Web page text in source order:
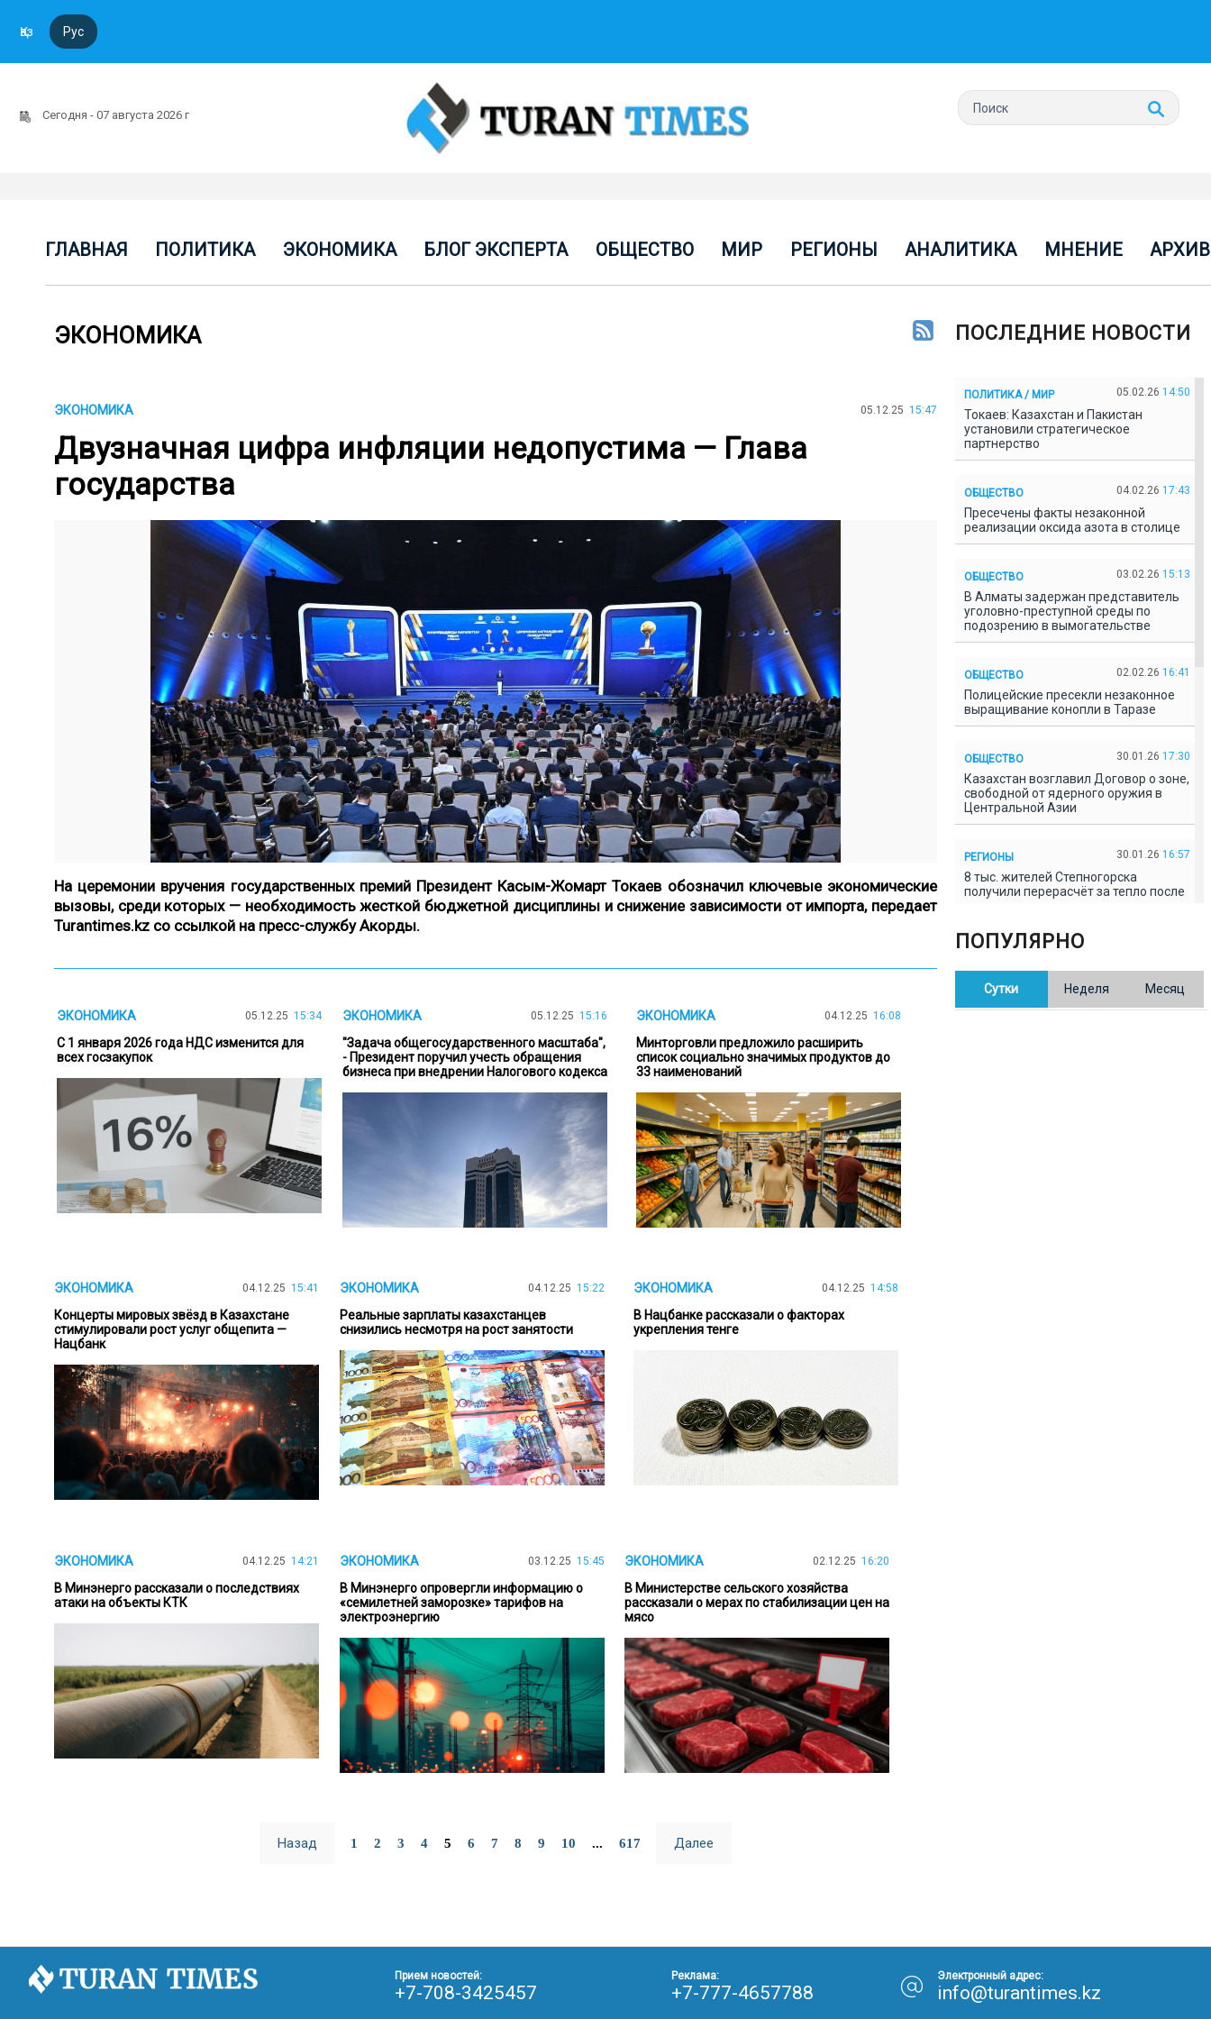
Қаз Рус
Сегодня - 07 августа 2026 г
ГЛАВНАЯ ПОЛИТИКА ЭКОНОМИКА БЛОГ ЭКСПЕРТА ОБЩЕСТВО МИР РЕГИОНЫ АНАЛИТИКА МНЕНИЕ АРХИВ
ЭКОНОМИКА
ЭКОНОМИКА 05.12.25 15:47
Двузначная цифра инфляции недопустима — Глава
государства
На церемонии вручения государственных премий Президент Касым-Жомарт Токаев обозначил ключевые экономические
вызовы, среди которых — необходимость жесткой бюджетной дисциплины и снижение зависимости от импорта, передает
Turantimes.kz со ссылкой на пресс-службу Акорды.
ЭКОНОМИКА 05.12.25 15:34
С 1 января 2026 года НДС изменится для
всех госзакупок
ЭКОНОМИКА 05.12.25 15:16
"Задача общегосударственного масштаба",
- Президент поручил учесть обращения
бизнеса при внедрении Налогового кодекса
ЭКОНОМИКА 04.12.25 16:08
Минторговли предложило расширить
список социально значимых продуктов до
33 наименований
ЭКОНОМИКА 04.12.25 15:41
Концерты мировых звёзд в Казахстане
стимулировали рост услуг общепита —
Нацбанк
ЭКОНОМИКА 04.12.25 15:22
Реальные зарплаты казахстанцев
снизились несмотря на рост занятости
ЭКОНОМИКА 04.12.25 14:58
В Нацбанке рассказали о факторах
укрепления тенге
ЭКОНОМИКА 04.12.25 14:21
В Минэнерго рассказали о последствиях
атаки на объекты КТК
ЭКОНОМИКА 03.12.25 15:45
В Минэнерго опровергли информацию о
«семилетней заморозке» тарифов на
электроэнергию
ЭКОНОМИКА 02.12.25 16:20
В Министерстве сельского хозяйства
рассказали о мерах по стабилизации цен на
мясо
Назад 1 2 3 4 5 6 7 8 9 10 ... 617 Далее
ПОСЛЕДНИЕ НОВОСТИ
ПОЛИТИКА / МИР 05.02.26 14:50
Токаев: Казахстан и Пакистан
установили стратегическое
партнерство
ОБЩЕСТВО 04.02.26 17:43
Пресечены факты незаконной
реализации оксида азота в столице
ОБЩЕСТВО 03.02.26 15:13
В Алматы задержан представитель
уголовно-преступной среды по
подозрению в вымогательстве
ОБЩЕСТВО 02.02.26 16:41
Полицейские пресекли незаконное
выращивание конопли в Таразе
ОБЩЕСТВО 30.01.26 17:30
Казахстан возглавил Договор о зоне,
свободной от ядерного оружия в
Центральной Азии
РЕГИОНЫ 30.01.26 16:57
8 тыс. жителей Степногорска
получили перерасчёт за тепло после
В Казахстане готовят новую
редакцию Конституции: меняется
ПОПУЛЯРНО
Сутки Неделя Месяц
Прием новостей:
+7-708-3425457
Реклама:
+7-777-4657788
Электронный адрес:
info@turantimes.kz